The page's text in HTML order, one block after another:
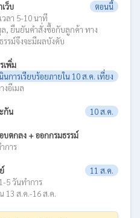
ว็บ
ตอนนี้
ลา 5-10 นาที
, ยืนยันคำสั่งซื้อกับลูกค้า ทาง
รรม์จึงจะมีผลบังคับ
เพิ่ม
การเรียบร้อยภายใน 10 ส.ค. เที่ยง
งอีเมล
กัน 10 ส.ค.
ตกลง + ออกกรมธรรม์
การ
11 ส.ค.
5 วันทำการ
13 ส.ค.-16 ส.ค.